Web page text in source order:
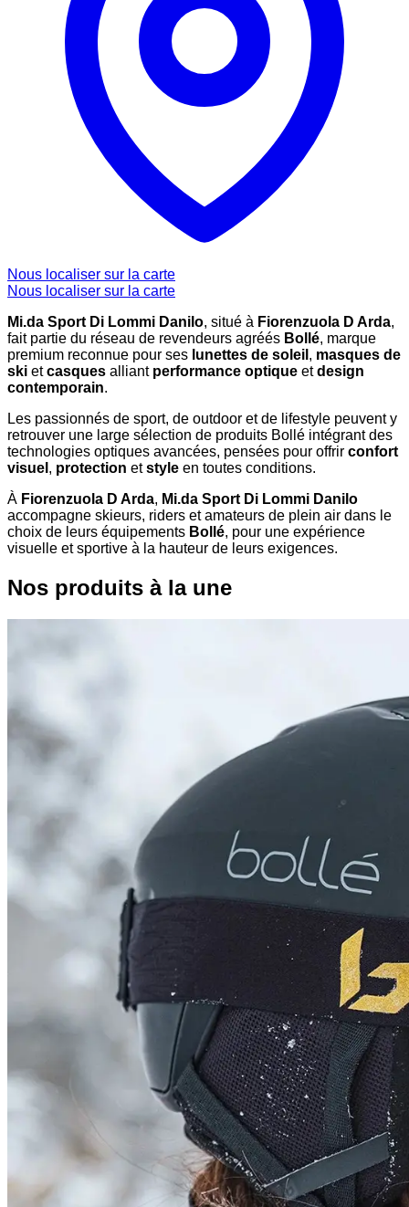
Nous localiser sur la carte
Nous localiser sur la carte
Mi.da Sport Di Lommi Danilo, situé à Fiorenzuola D Arda,
fait partie du réseau de revendeurs agréés Bollé, marque
premium reconnue pour ses lunettes de soleil , masques de
ski etcasques alliant performance optique etdesign
contemporain.
Les passionnés de sport, de outdoor et de lifestyle peuvent y
retrouver une large sélection de produits Bollé intégrant des
technologies optiques avancées, pensées pour offrir confort
visuel , protection etstyle en toutes conditions.
À Fiorenzuola D Arda, Mi.da Sport Di Lommi Danilo
accompagne skieurs, riders et amateurs de plein air dans le
choix de leurs équipements Bollé, pour une expérience
visuelle et sportive à la hauteur de leurs exigences.
Nos produits à la une